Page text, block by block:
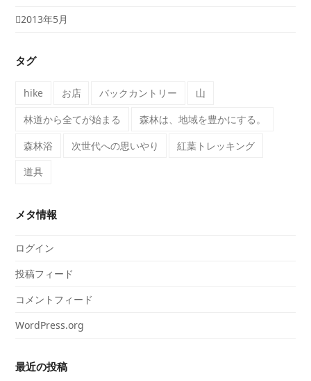
2013年5月
タグ
hike お店 バックカントリー
山
林道から全てが始まる
森林は、地域を豊かにする。
森林浴
次世代への思いやり
紅葉トレッキング
道具
メタ情報
ログイン
投稿フィード
コメントフィード
WordPress.org
最近の投稿